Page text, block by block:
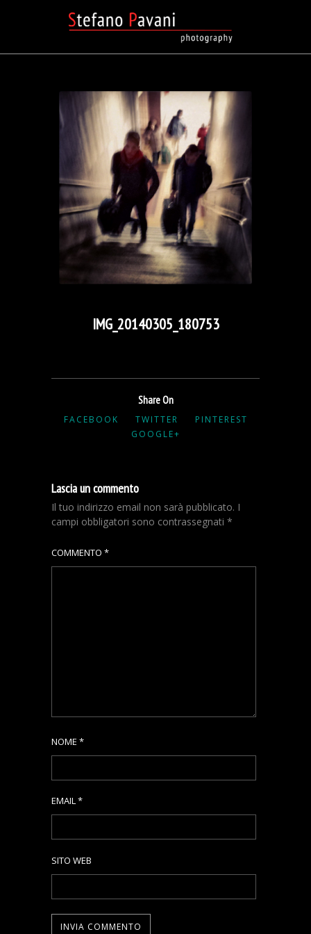
IMG_20140305_180753
Share On
FACEBOOK TWITTER
PINTEREST
GOOGLE+
Lascia un commento
Il tuo indirizzo email non sarà pubblicato. I
campi obbligatori sono contrassegnati *
COMMENTO *
NOME *
EMAIL*
SITO WEB